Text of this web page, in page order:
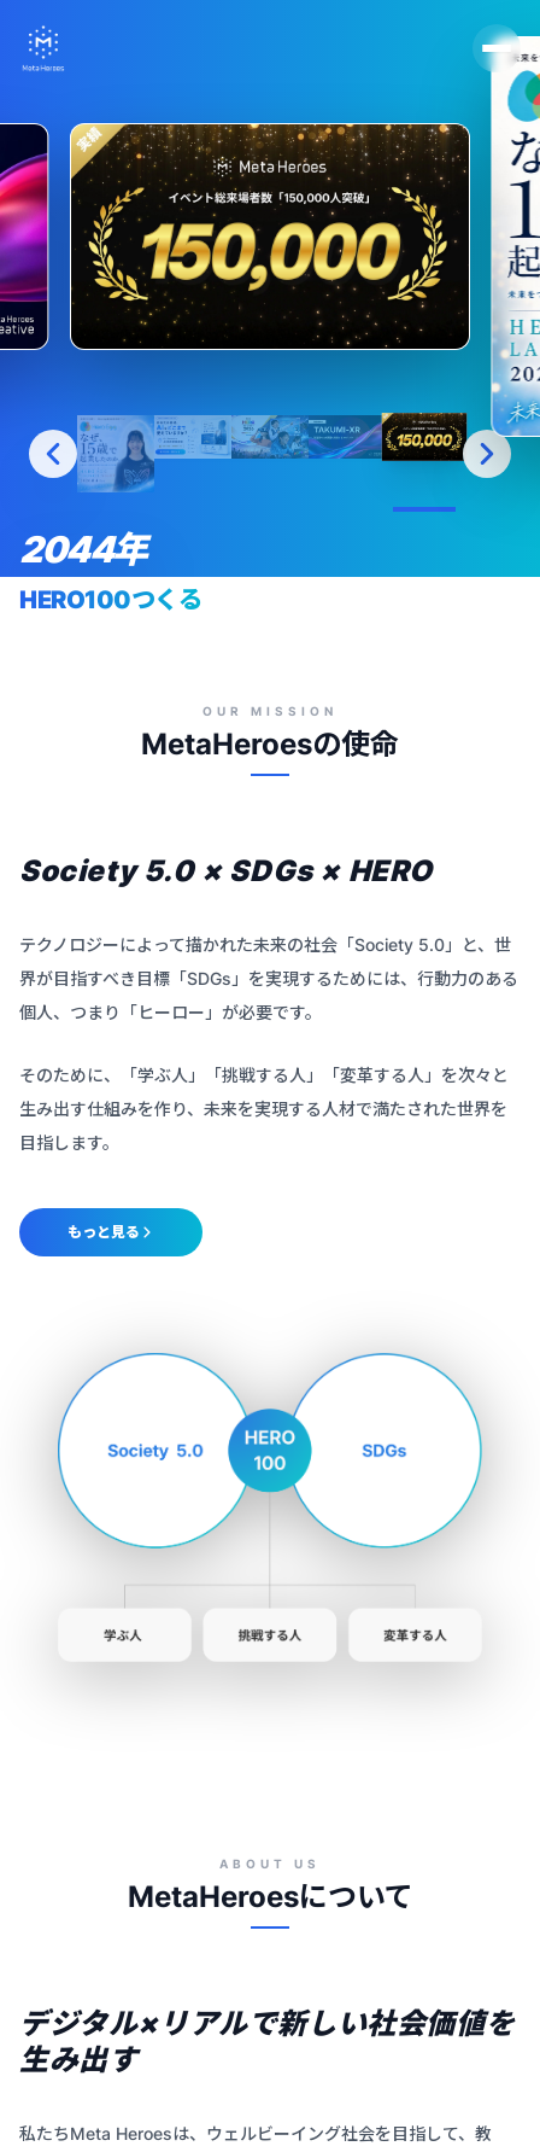
2044年
HERO100つくる
OUR MISSION
MetaHeroesの使命
Society 5.0 × SDGs × HERO
テクノロジーによって描かれた未来の社会「Society 5.0」と、世
界が目指すべき目標「SDGs」を実現するためには、行動力のある
個人、つまり「ヒーロー」が必要です。
そのために、「学ぶ人」「挑戦する人」「変革する人」を次々と
生み出す仕組みを作り、未来を実現する人材で満たされた世界を
目指します。
もっと見る
ABOUT US
MetaHeroesについて
デジタル×リアルで新しい社会価値を
生み出す
私たちMeta Heroesは、ウェルビーイング社会を目指して、教